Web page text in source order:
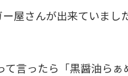
屋さんが出来ていまし
言ったら「黒醤油らぁ